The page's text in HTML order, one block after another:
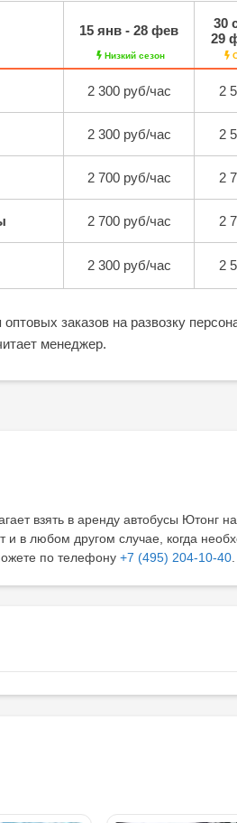
15 янв - 28 фев
Низкий сезон
30
29
2 300 руб/час 2
2 300 руб/час 2
2 700 руб/час 2
2 700 руб/час 2
2 300 руб/час 2
заказов на развозку
менеджер.
взять в аренду автобусы
и в любом другом случае, когда
по телефону +7 (495) 204-10-40